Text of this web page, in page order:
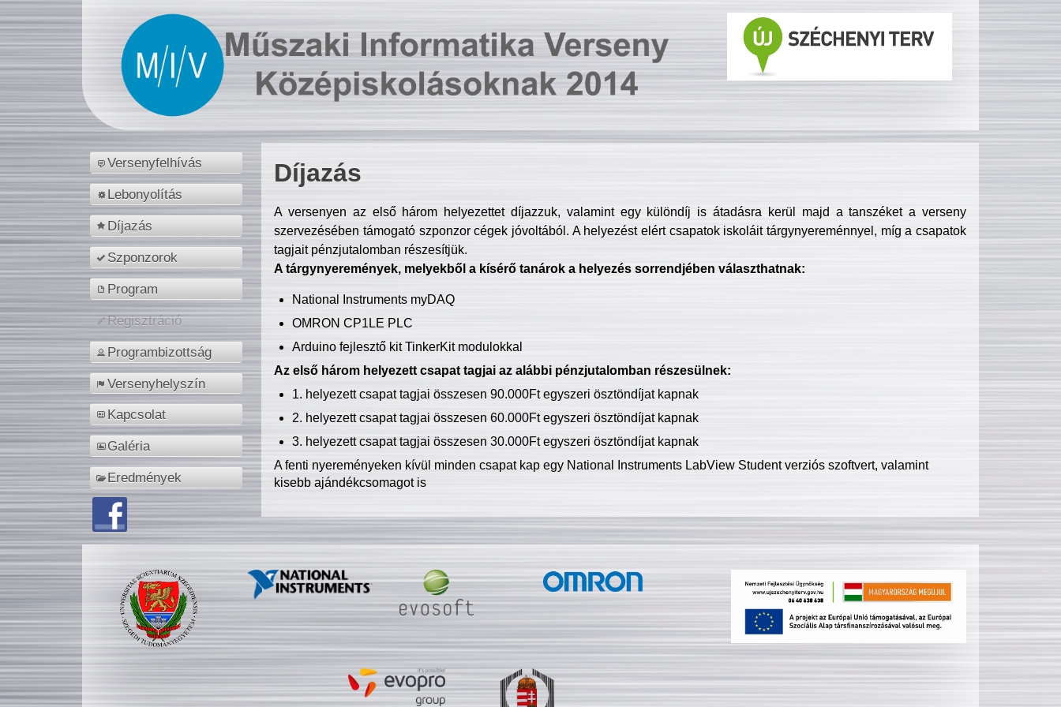
Versenyfelhívás
Lebonyolítás
Díjazás
Szponzorok
Program
Regisztráció
Programbizottság
Versenyhelyszín
Kapcsolat
Galéria
Eredmények
Díjazás
A versenyen az első három helyezettet díjazzuk, valamint egy különdíj is átadásra kerül majd a tanszéket a verseny
szervezésében támogató szponzor cégek jóvoltából. A helyezést elért csapatok iskoláit tárgynyereménnyel, míg a csapatok
tagjait pénzjutalomban részesítjük.
A tárgynyeremények, melyekből a kísérő tanárok a helyezés sorrendjében választhatnak:
National Instruments myDAQ
OMRON CP1LE PLC
Arduino fejlesztő kit TinkerKit modulokkal
Az első három helyezett csapat tagjai az alábbi pénzjutalomban részesülnek:
1. helyezett csapat tagjai összesen 90.000Ft egyszeri ösztöndíjat kapnak
2. helyezett csapat tagjai összesen 60.000Ft egyszeri ösztöndíjat kapnak
3. helyezett csapat tagjai összesen 30.000Ft egyszeri ösztöndíjat kapnak
A fenti nyereményeken kívül minden csapat kap egy National Instruments LabView Student verziós szoftvert, valamint
kisebb ajándékcsomagot is